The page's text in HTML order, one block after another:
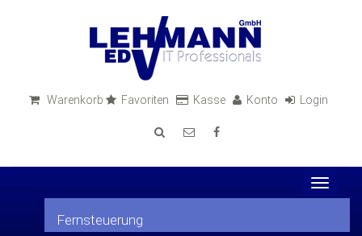
Warenkorb Favoriten Kasse Konto Login
Toggle
Fernsteuerung